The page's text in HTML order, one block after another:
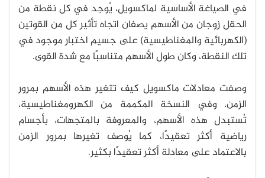
في الصياغة الأساسية لماكسويل، يُوجد في كل نقطة من
الحقل زوجان من الأسهم يصفان اتجاه تأثير كل من القوتين
(الكهربائية والمغناطيسية) على جسيم اختبار موجود في
تلك النقطة، وكان طول الأسهم متناسبًا مع شدة القوى.
وصفت معادلات ماكسويل كيف تتغير هذه الأسهم بمرور
الزمن، وفي النسخة المكممة من الكهرومغناطيسية،
تُستبدل هذه الأسهم، والمعروفة بالمتجهات، بأجسام
رياضية أكثر تعقيدًا، كما يُوصف تغيرها بمرور الزمن
بالاعتماد على معادلة أكثر تعقيدًا بكثير.